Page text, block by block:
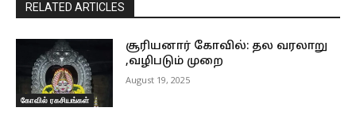
RELATED ARTICLES
கோவில் ரகசியங்கள்
சூரியனார் கோவில்: தல வரலாறு
,வழிபடும் முறை
August 19, 2025